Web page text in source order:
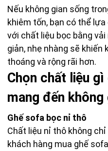
Nếu không gian sống
khiêm tốn, bạn có thể
với chất liệu bọc bằng
giản, nhẹ nhàng sẽ khiến
thoáng và rộng rãi hơn.
Chọn chất liệu
mang đến không
Ghế sofa bọc nỉ thô
Chất liệu nỉ thô không
khách hàng mua ghế